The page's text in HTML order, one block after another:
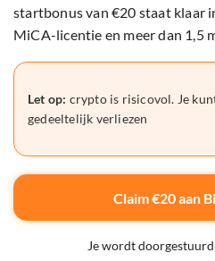
startbonus van €20 staat klaar
MiCA-licentie en meer dan 1,5
Let op: crypto is risicovol. Je
gedeeltelijk verliezen
Claim €20 aan
Je wordt